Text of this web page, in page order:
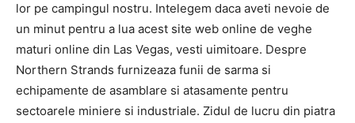
lor pe campingul nostru. Intelegem daca aveti nevoie de
un minut pentru a lua acest site web online de veghe
maturi online din Las Vegas, vesti uimitoare. Despre
Northern Strands furnizeaza funii de sarma si
echipamente de asamblare si atasamente pentru
sectoarele miniere si industriale. Zidul de lucru din piatra